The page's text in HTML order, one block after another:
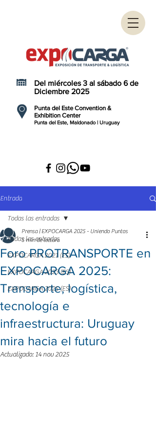
Punta del Este Convention &
Exhibition Center
Punta del Este, Maldonado | Uruguay
Del miércoles 3 al sábado 6 de
Diciembre 2025
Entrada
Todas las entradas
EXPOCARGA 2021 (ES)
EXPOCARGA 2023 (ES)
EXPOCARGA 2025 (ES)
Todas las entradas
Foro PROTRANSPORTE en
EXPOCARGA 2025:
Transporte, logística,
tecnología e
infraestructura: Uruguay
mira hacia el futuro
Prensa | EXPOCARGA 2025 - Uniendo Puntos
5 min de lectura
Actualizado:14 nov 2025